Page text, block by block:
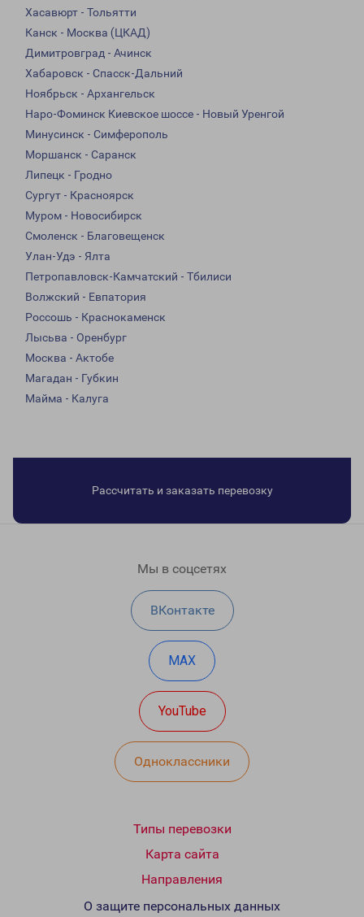
Хасавюрт - Тольятти
Канск - Москва (ЦКАД)
Димитровград - Ачинск
Хабаровск - Спасск-Дальний
Ноябрьск - Архангельск
Наро-Фоминск Киевское шоссе - Новый Уренгой
Минусинск - Симферополь
Моршанск - Саранск
Липецк - Гродно
Сургут - Красноярск
Муром - Новосибирск
Смоленск - Благовещенск
Улан-Удэ - Ялта
Петропавловск-Камчатский - Тбилиси
Волжский - Евпатория
Россошь - Краснокаменск
Лысьва - Оренбург
Москва - Актобе
Магадан - Губкин
Майма - Калуга
Рассчитать и заказать перевозку
Мы в соцсетях
ВКонтакте
MAX
YouTube
Одноклассники
Типы перевозки
Карта сайта
Направления
О защите персональных данных